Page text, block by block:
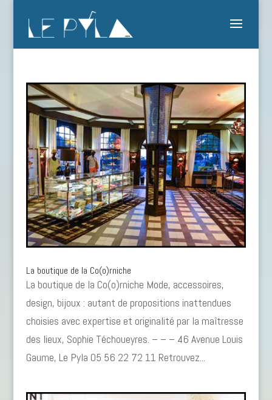
La boutique de la Co(o)rniche
La boutique de la Co(o)rniche Mode, accessoires,
design, bijoux : autant de propositions inattendues
choisies avec expertise et originalité par la maîtresse
des lieux, Sophie Téchoueyres. – – – 46 Avenue Louis
Gaume, Le Pyla 05 56 22 72 11 Retrouvez...